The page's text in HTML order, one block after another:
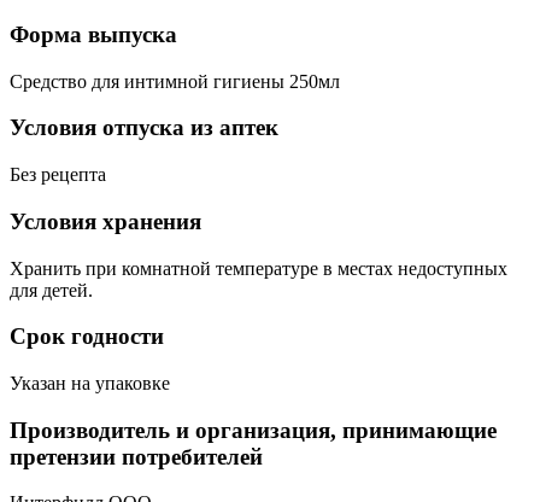
Форма выпуска
Средство для интимной гигиены 250мл
Условия отпуска из аптек
Без рецепта
Условия хранения
Хранить при комнатной температуре в местах недоступных
для детей.
Срок годности
Указан на упаковке
Производитель и организация, принимающие
претензии потребителей